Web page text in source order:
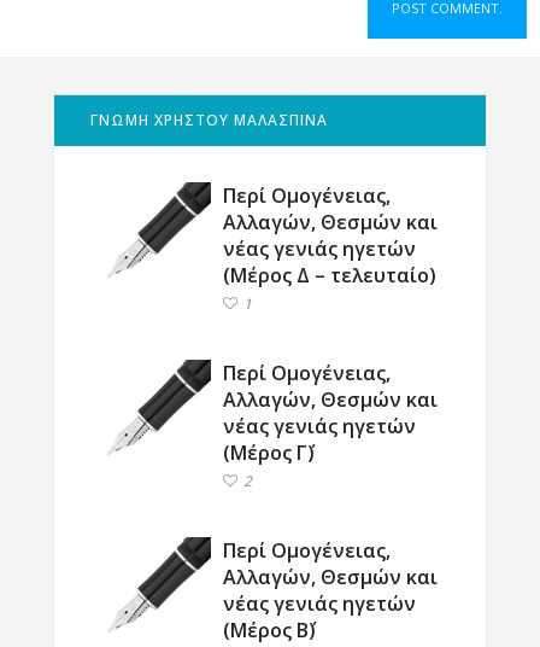
ΓΝΩΜΗ ΧΡΗΣΤΟΥ ΜΑΛΑΣΠΙΝΑ
Περί Ομογένειας,
Αλλαγών, Θεσμών και
νέας γενιάς ηγετών
(Μέρος Δ – τελευταίο)
1
Περί Ομογένειας,
Αλλαγών, Θεσμών και
νέας γενιάς ηγετών
(Μέρος Γ΄)
2
Περί Ομογένειας,
Αλλαγών, Θεσμών και
νέας γενιάς ηγετών
(Μέρος Β΄)